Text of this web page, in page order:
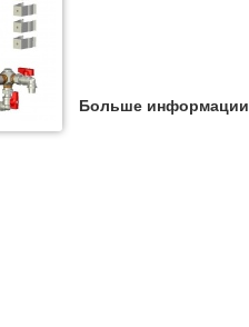
Больше информации